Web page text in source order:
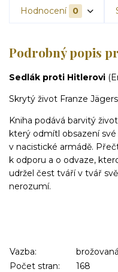
Hodnocení 0
Podrobný popis
Sedlák proti Hitlerovi
Skrytý život Franze
Kniha podává barvitý
který odmítl obsazení své
v nacistické armádě.
k odporu a o odvaze,
udržel čest tváří v tvář
nerozumí.
Vazba:
brožovaná
Počet stran:
168